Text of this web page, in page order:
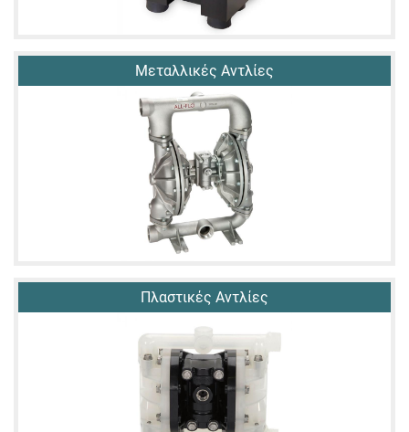
Μεταλλικές Αντλίες
Πλαστικές Αντλίες